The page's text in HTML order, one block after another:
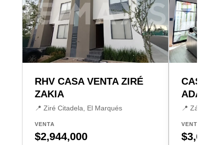
RHV CASA VENTA ZIRÉ
ZAKIA
📍 Ziré Citadela, El Marqués
VENTA
$2,944,000
CASA
📍 Zákia,
VENTA